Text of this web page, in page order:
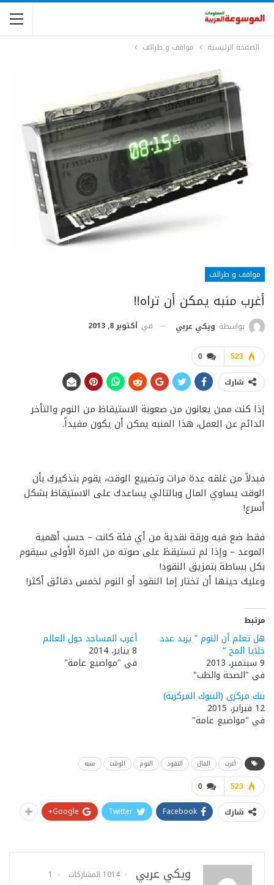
الصفحة الرئيسية مواقف و طرائف
مواقف و طرائف
أغرب منبه يمكن أن تراه!!
بواسطة ويكي عربي في أكتوبر 8, 2013
0 523
شارك
إذا كنت ممن يعانون من صعوبة الاستيقاظ من النوم والتأخر
الدائم عن العمل، هذا المنبه يمكن أن يكون مفيداً.
فبدلاً من غلقه عدة مرات وتضييع الوقت، يقوم بتذكيرك بأن
الوقت يساوي المال وبالتالي يساعدك على الاستيقاظ بشكل
أسرع!
فقط ضع فيه ورقة نقدية من أي فئة كانت – حسب أهمية
الموعد – وإذا لم تستيقظ على صوته من المرة الأولى سيقوم
بكل بساطة بتمزيق النقود!
وعليك حينها أن تختار إما النقود أو النوم لخمس دقائق أكثر!
مرتبط
هل تعلم أن النوم ” يزيد عدد
خلايا المخ “
9 سبتمبر، 2013
في "الصحة والطب"
أغرب المساجد حول العالم
8 يناير، 2014
في "مواضيع عامة"
بنك مركزي (البنوك المركزية)
12 فبراير، 2015
في "مواضيع عامة"
أغرب المال النقود النوم الوقت منبه
0 523
شارك Facebook
Twitter
Google+
ويكي عربي 1014 المشاركات
1